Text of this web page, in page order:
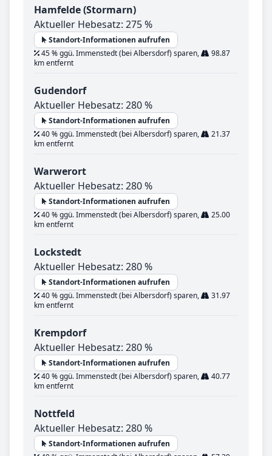
Hamfelde (Stormarn)
Aktueller Hebesatz: 275 %
Standort-Informationen aufrufen
45 % ggü. Immenstedt (bei Albersdorf) sparen,
98.87
km entfernt
Gudendorf
Aktueller Hebesatz: 280 %
Standort-Informationen aufrufen
40 % ggü. Immenstedt (bei Albersdorf) sparen,
21.37
km entfernt
Warwerort
Aktueller Hebesatz: 280 %
Standort-Informationen aufrufen
40 % ggü. Immenstedt (bei Albersdorf) sparen,
25.00
km entfernt
Lockstedt
Aktueller Hebesatz: 280 %
Standort-Informationen aufrufen
40 % ggü. Immenstedt (bei Albersdorf) sparen,
31.97
km entfernt
Krempdorf
Aktueller Hebesatz: 280 %
Standort-Informationen aufrufen
40 % ggü. Immenstedt (bei Albersdorf) sparen,
40.77
km entfernt
Nottfeld
Aktueller Hebesatz: 280 %
Standort-Informationen aufrufen